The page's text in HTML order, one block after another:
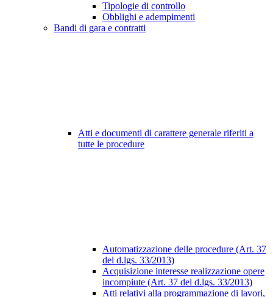
Tipologie di controllo
Obblighi e adempimenti
Bandi di gara e contratti
Atti e documenti di carattere generale riferiti a
tutte le procedure
Automatizzazione delle procedure (Art. 37
del d.lgs. 33/2013)
Acquisizione interesse realizzazione opere
incompiute (Art. 37 del d.lgs. 33/2013)
Atti relativi alla programmazione di lavori,